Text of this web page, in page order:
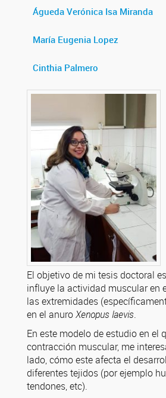
Águeda Verónica Isa Miranda
María Eugenia Lopez
Cinthia Palmero
El objetivo de mi tesis doctoral
influye la actividad muscular en
las extremidades
en el anuroXenopus laevis.
En este modelo de estudio en el
contracción muscular, me
lado, cómo este afecta el
diferentes tejidos (por ejemplo
tendones, etc).